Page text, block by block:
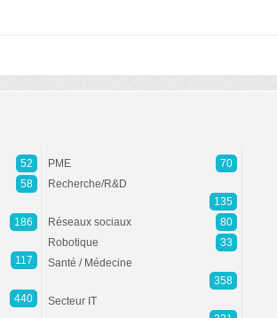
52
58
186
117
440
PME
70
Recherche/R&D
135
Réseaux sociaux
80
Robotique
33
Santé / Médecine
358
Secteur IT